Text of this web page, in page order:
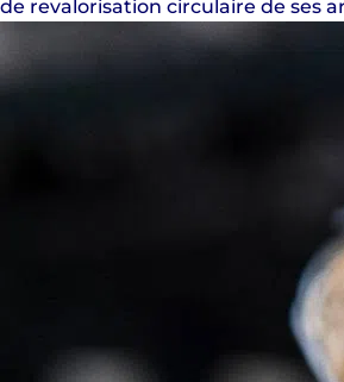
de revalorisation circulaire de ses